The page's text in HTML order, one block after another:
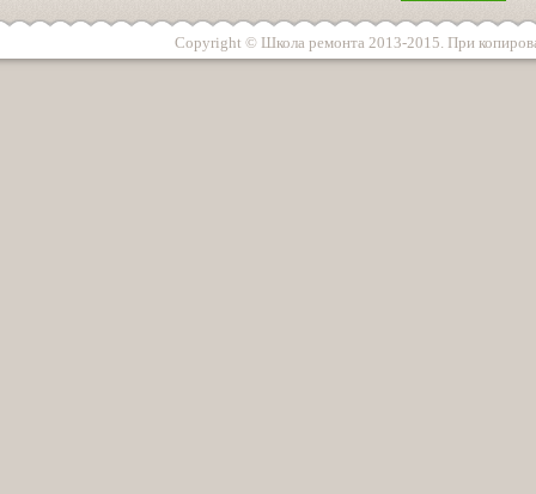
Copyright © Школа ремонта 2013-2015. При